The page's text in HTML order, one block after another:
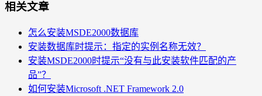
相关文章
怎么安装MSDE2000数据库
安装数据库时提示：指定的实例名称无效？
安装MSDE2000时提示“没有与此安装软件匹配的产
品”？
如何安装Microsoft .NET Framework 2.0